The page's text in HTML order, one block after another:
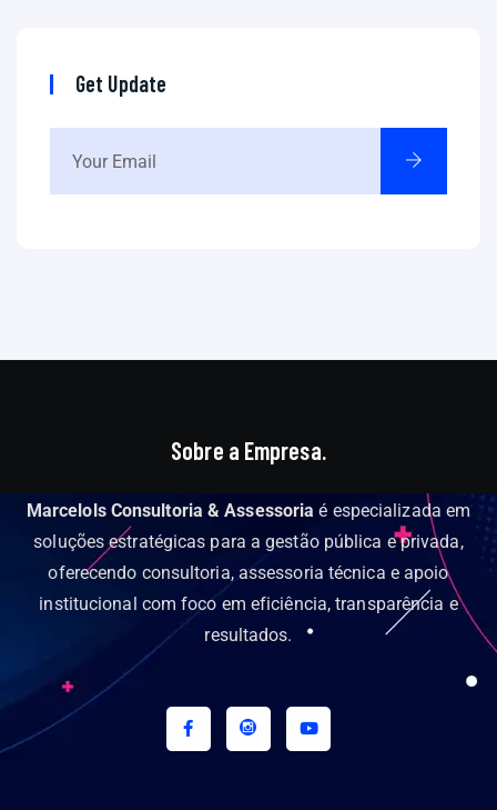
Get Update
Sobre a Empresa.
Marcelols Consultoria & Assessoria é especializada em
soluções estratégicas para a gestão pública e privada,
oferecendo consultoria, assessoria técnica e apoio
institucional com foco em eficiência, transparência e
resultados.